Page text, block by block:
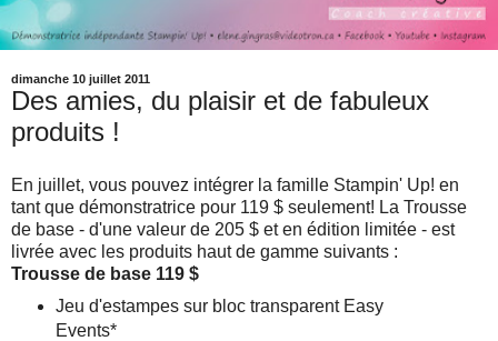
dimanche 10 juillet 2011
Des amies, du plaisir et de fabuleux
produits !
En juillet, vous pouvez intégrer la famille Stampin' Up! en
tant que démonstratrice pour 119 $ seulement! La Trousse
de base - d'une valeur de 205 $ et en édition limitée - est
livrée avec les produits haut de gamme suivants :
Trousse de base 119 $
Jeu d'estampes sur bloc transparent Easy
Events*